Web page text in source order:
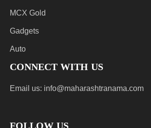
MCX Gold
Gadgets
Auto
CONNECT WITH US
Email us: info@maharashtranama.com